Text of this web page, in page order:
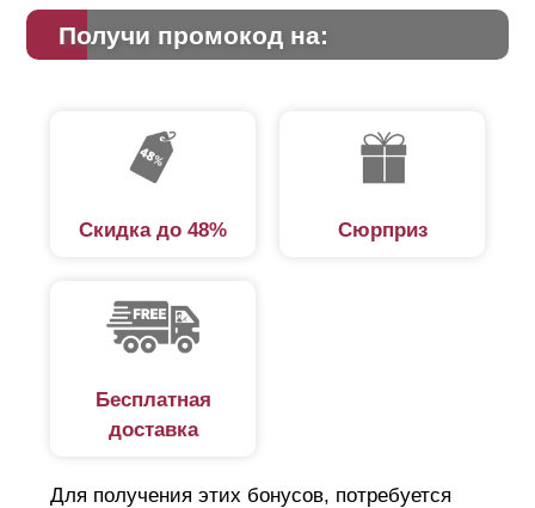
Получи промокод на:
Скидка до 48% Сюрприз
Бесплатная
доставка
Для получения этих бонусов, потребуется